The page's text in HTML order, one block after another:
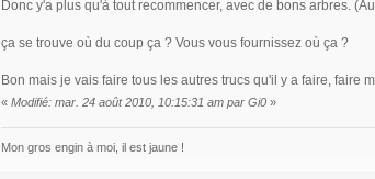
Donc y'a plus qu'à tout recommencer, avec de bons arbres.
ça se trouve où du coup ça ? Vous vous fournissez où ça ?
Bon mais je vais faire tous les autres trucs qu'il y a faire, faire
« Modifié: mar. 24 août 2010, 10:15:31 am par Gi0»
Mon gros engin à moi, il est jaune !